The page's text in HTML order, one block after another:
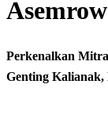
Perkenalkan
Genting Kalianak,